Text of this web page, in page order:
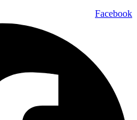
Facebook